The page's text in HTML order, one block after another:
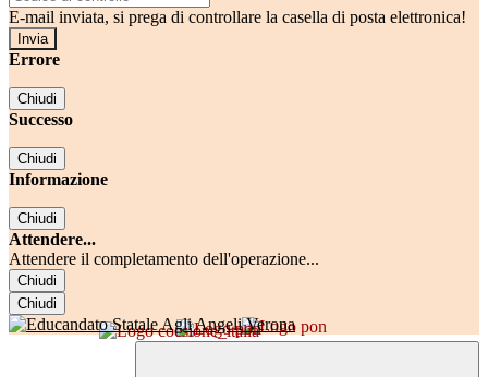
E-mail inviata, si prega di controllare la casella di posta elettronica!
Errore
Chiudi
Successo
Chiudi
Informazione
Chiudi
Attendere...
Attendere il completamento dell'operazione...
Chiudi
Chiudi